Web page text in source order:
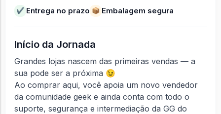
✔ Entrega no prazo 📦 Embalagem segura
Início da Jornada
Grandes lojas nascem das primeiras vendas — a
sua pode ser a próxima 😉
Ao comprar aqui, você apoia um novo vendedor
da comunidade geek e ainda conta com todo o
suporte, segurança e intermediação da GG do